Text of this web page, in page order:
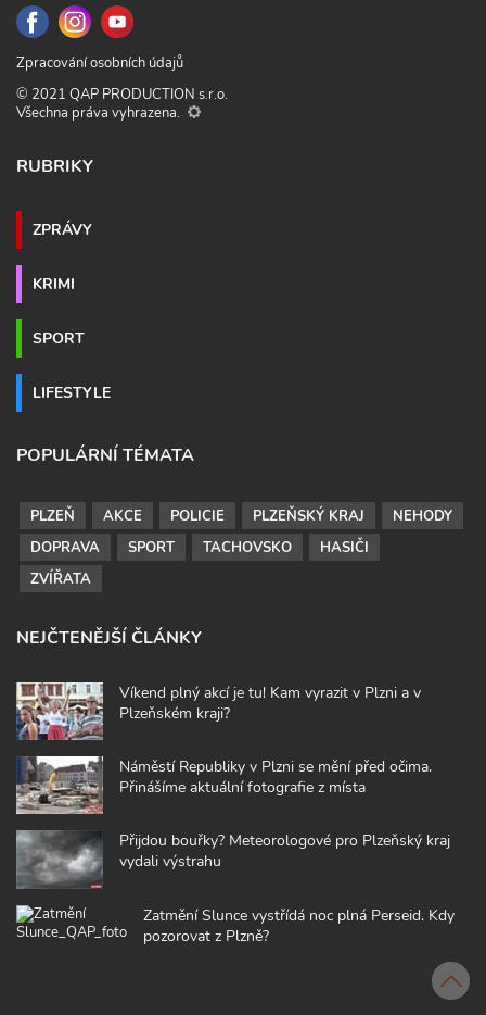
Zpracování osobních údajů
© 2021 QAP PRODUCTION s.r.o.
Všechna práva vyhrazena.
RUBRIKY
ZPRÁVY
KRIMI
SPORT
LIFESTYLE
POPULÁRNÍ TÉMATA
PLZEŇ AKCE POLICIE PLZEŇSKÝ KRAJ
NEHODY
DOPRAVA
SPORT TACHOVSKO
HASIČI
ZVÍŘATA
NEJČTENĚJŠÍ ČLÁNKY
Víkend plný akcí je tu! Kam vyrazit v Plzni a v
Plzeňském kraji?
Náměstí Republiky v Plzni se mění před očima.
Přinášíme aktuální fotografie z místa
Přijdou bouřky? Meteorologové pro Plzeňský kraj
vydali výstrahu
Zatmění Slunce vystřídá noc plná Perseid. Kdy
pozorovat z Plzně?